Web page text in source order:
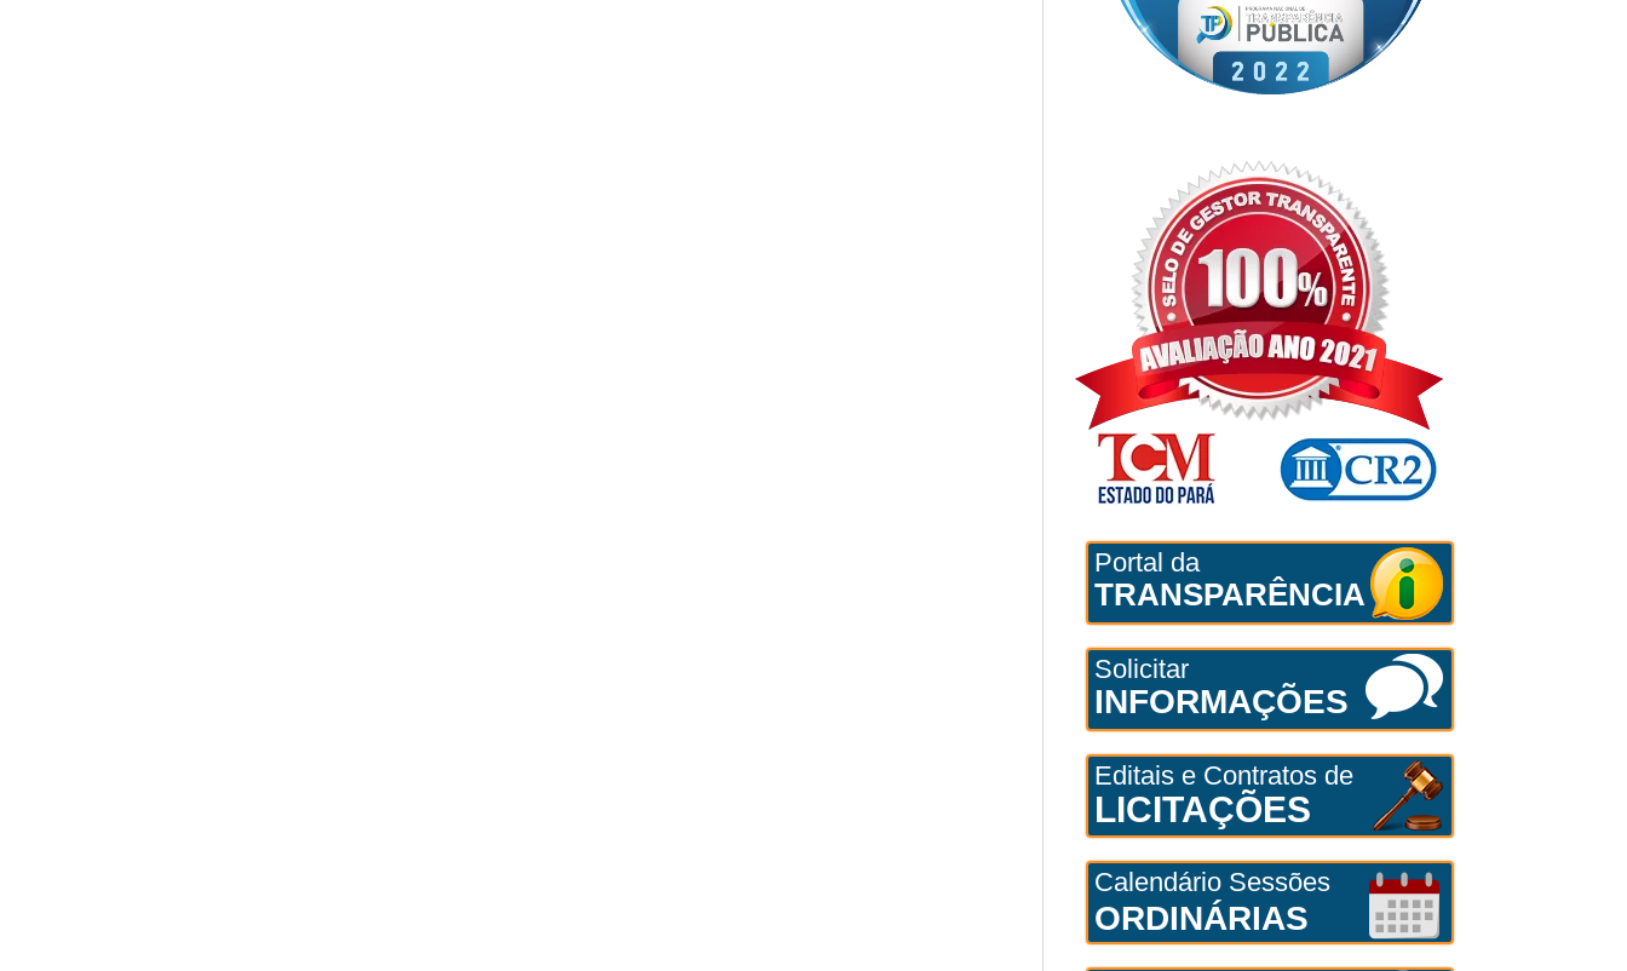
Portal da
TRANSPARÊNCIA
Solicitar
INFORMAÇÕES
Editais e Contratos de
LICITAÇÕES
Calendário Sessões
ORDINÁRIAS